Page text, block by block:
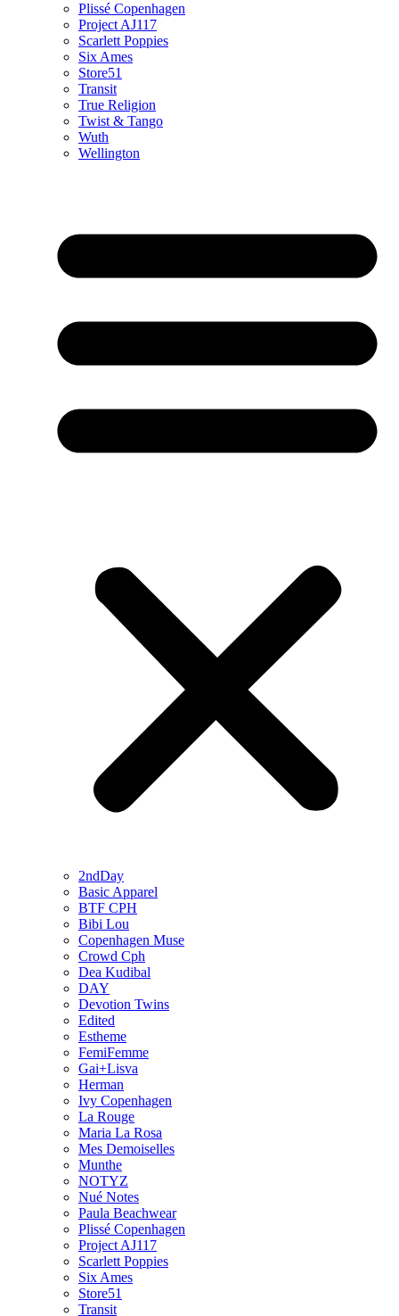
Plissé Copenhagen
Project AJ117
Scarlett Poppies
Six Ames
Store51
Transit
True Religion
Twist & Tango
Wuth
Wellington
2ndDay
Basic Apparel
BTF CPH
Bibi Lou
Copenhagen Muse
Crowd Cph
Dea Kudibal
DAY
Devotion Twins
Edited
Estheme
FemiFemme
Gai+Lisva
Herman
Ivy Copenhagen
La Rouge
Maria La Rosa
Mes Demoiselles
Munthe
NOTYZ
Nué Notes
Paula Beachwear
Plissé Copenhagen
Project AJ117
Scarlett Poppies
Six Ames
Store51
Transit